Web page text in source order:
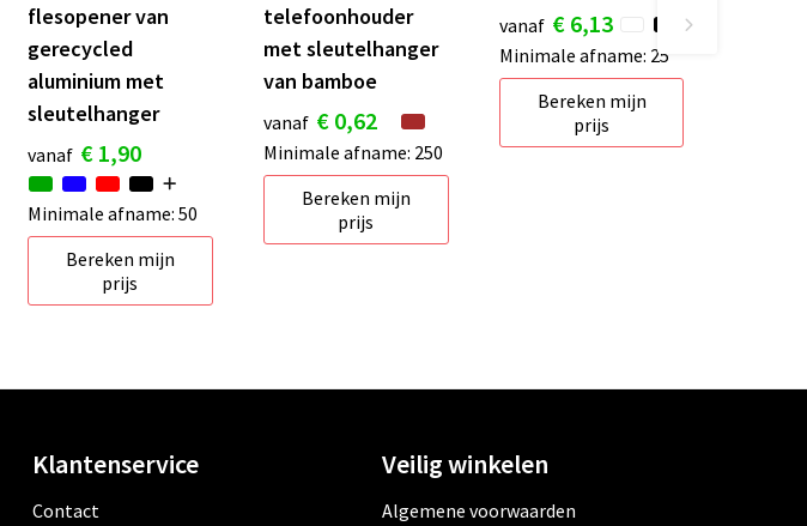
flesopener van
gerecycled
aluminium met
sleutelhanger
vanaf € 1,90
Minimale afname: 50
Bereken mijn
prijs
telefoonhouder
met sleutelhanger
van bamboe
vanaf € 0,62
Minimale afname: 250
Bereken mijn
prijs
vanaf € 6,13
Minimale afname: 25
Bereken mijn
prijs
Klantenservice
Contact
Veilig winkelen
Algemene voorwaarden